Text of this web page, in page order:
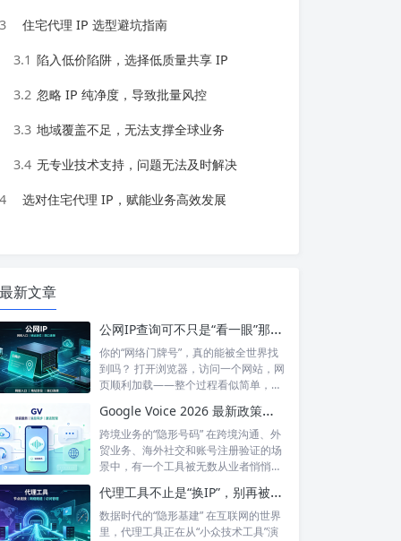
3 住宅代理 IP 选型避坑指南
3.1 陷入低价陷阱，选择低质量共享 IP
3.2 忽略 IP 纯净度，导致批量风控
3.3 地域覆盖不足，无法支撑全球业务
3.4 无专业技术支持，问题无法及时解决
4 选对住宅代理 IP，赋能业务高效发展
最新文章
公网IP查询可不只是“看一眼”那么简单！如何保护你的网络身份？
你的“网络门牌号”，真的能被全世界找
到吗？ 打开浏览器，访问一个网站，网
页顺利加载——整个过程看似简单，但
Google Voice 2026 最新政策解读：付费订阅、Gemini 纪要、实名认证——GV的变与不变
跨境业务的“隐形号码” 在跨境沟通、外
贸业务、海外社交和账号注册验证的场
景中，有一个工具被无数从业者悄悄使
代理工具不止是“换IP”，别再被“免费代理”骗了
数据时代的“隐形基建” 在互联网的世界
里，代理工具正在从“小众技术工具”演